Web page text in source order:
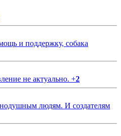
и поддержку, собака
не актуально. +2
людям. И создателям